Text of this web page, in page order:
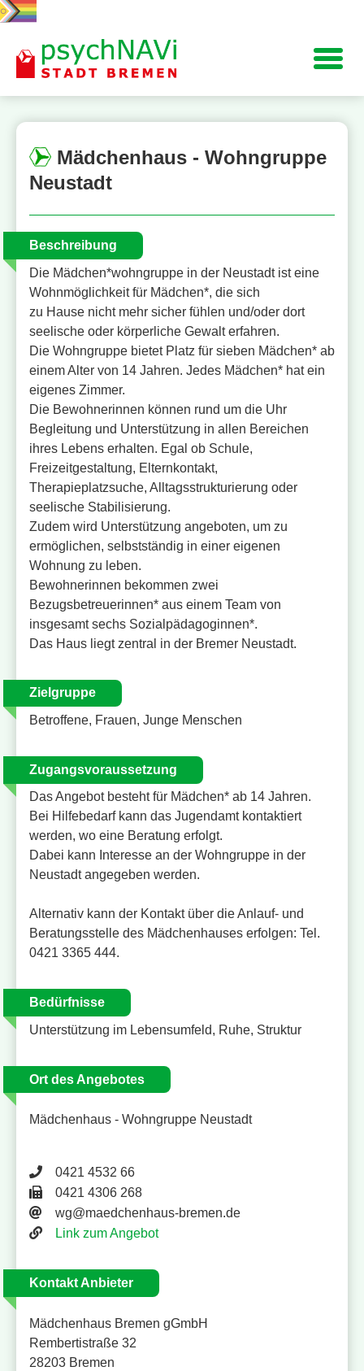
Navigation
Mädchenhaus - Wohngruppe
Neustadt
Beschreibung
Die Mädchen*wohngruppe in der Neustadt ist eine
Wohnmöglichkeit für Mädchen*, die sich
zu Hause nicht mehr sicher fühlen und/oder dort
seelische oder körperliche Gewalt erfahren.
Die Wohngruppe bietet Platz für sieben Mädchen* ab
einem Alter von 14 Jahren. Jedes Mädchen* hat ein
eigenes Zimmer.
Die Bewohnerinnen können rund um die Uhr
Begleitung und Unterstützung in allen Bereichen
ihres Lebens erhalten. Egal ob Schule,
Freizeitgestaltung, Elternkontakt,
Therapieplatzsuche, Alltagsstrukturierung oder
seelische Stabilisierung.
Zudem wird Unterstützung angeboten, um zu
ermöglichen, selbstständig in einer eigenen
Wohnung zu leben.
Bewohnerinnen bekommen zwei
Bezugsbetreuerinnen* aus einem Team von
insgesamt sechs Sozialpädagoginnen*.
Das Haus liegt zentral in der Bremer Neustadt.
Zielgruppe
Betroffene, Frauen, Junge Menschen
Zugangsvoraussetzung
Das Angebot besteht für Mädchen* ab 14 Jahren.
Bei Hilfebedarf kann das Jugendamt kontaktiert
werden, wo eine Beratung erfolgt.
Dabei kann Interesse an der Wohngruppe in der
Neustadt angegeben werden.
Alternativ kann der Kontakt über die Anlauf- und
Beratungsstelle des Mädchenhauses erfolgen: Tel.
0421 3365 444.
Bedürfnisse
Unterstützung im Lebensumfeld, Ruhe, Struktur
Ort des Angebotes
Mädchenhaus - Wohngruppe Neustadt
Telefonnummer 0421 4532 66
0421 4532 66
Faxnummer 0421 4306 268
0421 4306 268
E-Mail Adresse
wg@maedchenhaus-bremen.de
Website
Link zum Angebot
Kontakt Anbieter
Mädchenhaus Bremen gGmbH
Rembertistraße 32
28203 Bremen